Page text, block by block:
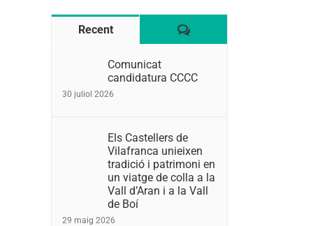
Recent Comentaris
Comunicat
candidatura CCCC
30 juliol 2026
Els Castellers de
Vilafranca unieixen
tradició i patrimoni en
un viatge de colla a la
Vall d’Aran i a la Vall
de Boí
29 maig 2026